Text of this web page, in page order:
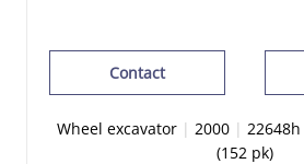
Contact
Wheel excavator | 2000 | 22648h
(152 pk)